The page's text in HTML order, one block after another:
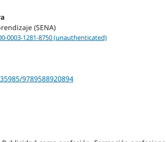
(SENA)
0003-1281-8750 (unauthenticated)
9789588920894